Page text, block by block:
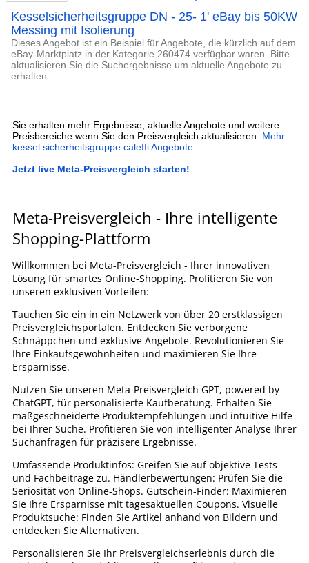
Kesselsicherheitsgruppe DN - 25- 1' eBay bis 50KW
Messing mit Isolierung
Dieses Angebot ist ein Beispiel für Angebote, die kürzlich auf dem
eBay-Marktplatz in der Kategorie 260474 verfügbar waren. Bitte
aktualisieren Sie die Suchergebnisse um aktuelle Angebote zu
erhalten.
Sie erhalten mehr Ergebnisse, aktuelle Angebote und weitere
Preisbereiche wenn Sie den Preisvergleich aktualisieren: Mehr
kessel sicherheitsgruppe caleffi Angebote
Jetzt live Meta-Preisvergleich starten!
Meta-Preisvergleich - Ihre intelligente
Shopping-Plattform
Willkommen bei Meta-Preisvergleich - Ihrer innovativen
Lösung für smartes Online-Shopping. Profitieren Sie von
unseren exklusiven Vorteilen:
Tauchen Sie ein in ein Netzwerk von über 20 erstklassigen
Preisvergleichsportalen. Entdecken Sie verborgene
Schnäppchen und exklusive Angebote. Revolutionieren Sie
Ihre Einkaufsgewohnheiten und maximieren Sie Ihre
Ersparnisse.
Nutzen Sie unseren Meta-Preisvergleich GPT, powered by
ChatGPT, für personalisierte Kaufberatung. Erhalten Sie
maßgeschneiderte Produktempfehlungen und intuitive Hilfe
bei Ihrer Suche. Profitieren Sie von intelligenter Analyse Ihrer
Suchanfragen für präzisere Ergebnisse.
Umfassende Produktinfos: Greifen Sie auf objektive Tests
und Fachbeiträge zu. Händlerbewertungen: Prüfen Sie die
Seriosität von Online-Shops. Gutschein-Finder: Maximieren
Sie Ihre Ersparnisse mit tagesaktuellen Coupons. Visuelle
Produktsuche: Finden Sie Artikel anhand von Bildern und
entdecken Sie Alternativen.
Personalisieren Sie Ihr Preisvergleichserlebnis durch die